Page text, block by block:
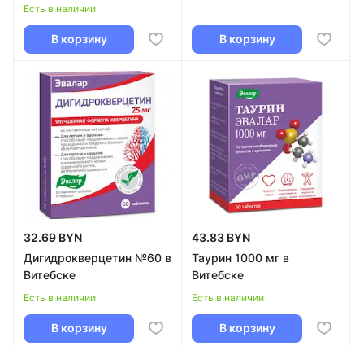
Есть в наличии
В корзину В корзину
32.69 BYN
Дигидрокверцетин №60 в
Витебске
Есть в наличии
В корзину
43.83 BYN
Таурин 1000 мг в
Витебске
Есть в наличии
В корзину